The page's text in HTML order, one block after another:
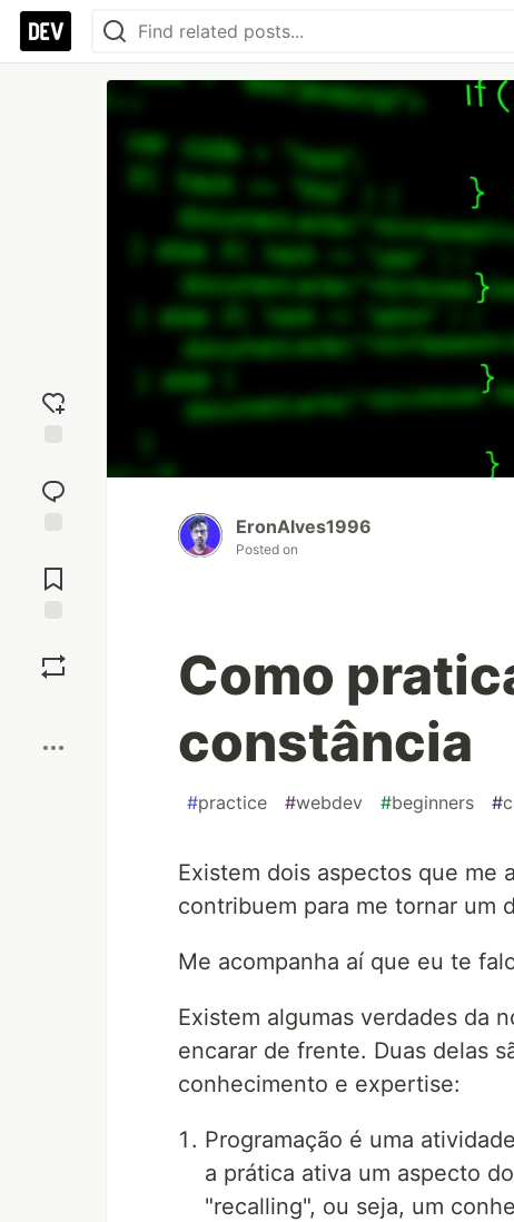
reaction
Comments
EronAlves1996
Posted on
Como
constância
#practice #webdev #beginners #
Existem dois aspectos que me
contribuem para me tornar um
Me acompanha aí que eu te
Existem algumas verdades da
encarar de frente. Duas delas
conhecimento e expertise:
Programação é uma
a prática ativa um aspecto
"recalling", ou seja, um